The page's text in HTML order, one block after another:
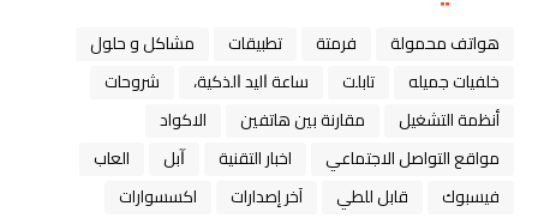
هواتف محمولة فرمتة تطبيقات
مشاكل و حلول
خلفيات جميله
تابلت ﺳﺎﻋﺔ ﺍﻟﻴﺪ ﺍﻟﺬﻛﻴﺔ،
شروحات
أنظمة التشغيل
مقارنة بين هاتفين
الاكواد
مواقع التواصل الاجتماعي
اخبار التقنية ﺁﺑﻞ
العاب
فيسبوك
قابل للطي آخر إصدارات
اكسسوارات